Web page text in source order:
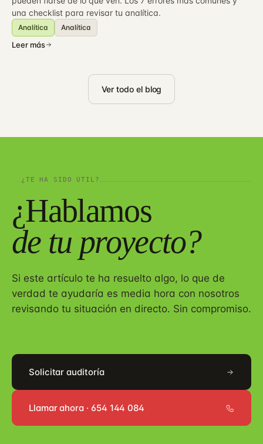
una checklist para revisar tu analítica.
Analítica Analítica
Leer más
Ver todo el blog
¿TE HA SIDO ÚTIL?
¿Hablamos
de tu proyecto?
Si este artículo te ha resuelto algo, lo que de
verdad te ayudaría es media hora con nosotros
revisando tu situación en directo. Sin compromiso.
Solicitar auditoría
Llamar ahora · 654 144 084